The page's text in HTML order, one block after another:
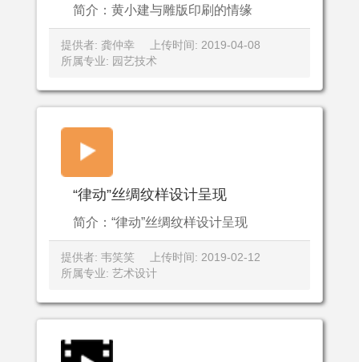
简介：黄小建与雕版印刷的情缘
提供者: 龚仲幸
上传时间: 2019-04-08
所属专业: 园艺技术
“律动”丝绸纹样设计呈现
简介：“律动”丝绸纹样设计呈现
提供者: 韦笑笑
上传时间: 2019-02-12
所属专业: 艺术设计